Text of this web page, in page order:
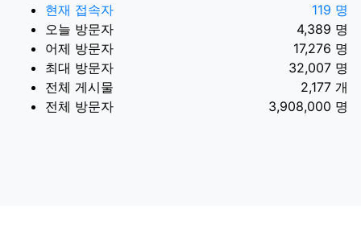
현재 접속자
119 명
오늘 방문자
4,389 명
어제 방문자
17,276 명
최대 방문자
32,007 명
전체 게시물
2,177 개
전체 방문자
3,908,000 명